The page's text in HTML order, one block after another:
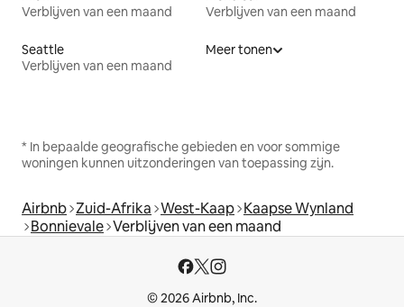
Verblijven van een maand
Verblijven van een maand
Seattle
Verblijven van een maand
Meer tonen
* In bepaalde geografische gebieden en voor sommige
woningen kunnen uitzonderingen van toepassing zijn.
Airbnb Zuid-Afrika West-Kaap Kaapse Wynland
Bonnievale Verblijven van een maand
© 2026 Airbnb, Inc.